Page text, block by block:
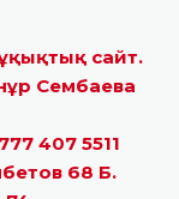
сайт.
Сембаева
407 5511
68 Б.